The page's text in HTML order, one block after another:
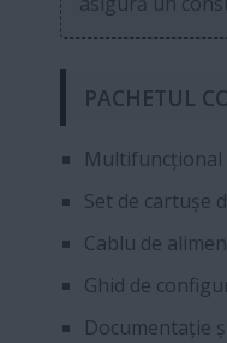
PACHETUL
Multifuncțional
Set de cartușe
Cablu de
Ghid de
Documentație